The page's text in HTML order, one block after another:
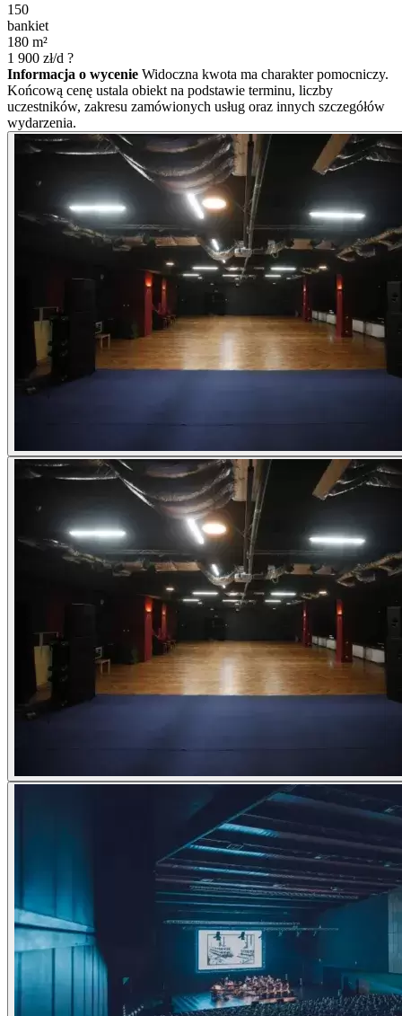
150
bankiet
180 m²
1 900 zł/d ?
Informacja o wycenie Widoczna kwota ma charakter pomocniczy.
Końcową cenę ustala obiekt na podstawie terminu, liczby
uczestników, zakresu zamówionych usług oraz innych szczegółów
wydarzenia.